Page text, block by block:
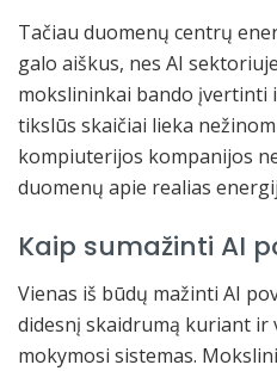
Tačiau duomenų centrų
galo aiškus, nes AI
mokslininkai bando įvertinti
tikslūs skaičiai lieka
kompiuterijos kompanijos
duomenų apie realias
Kaip sumažinti AI
Vienas iš būdų mažinti AI
didesnį skaidrumą kuriant ir
mokymosi sistemas.